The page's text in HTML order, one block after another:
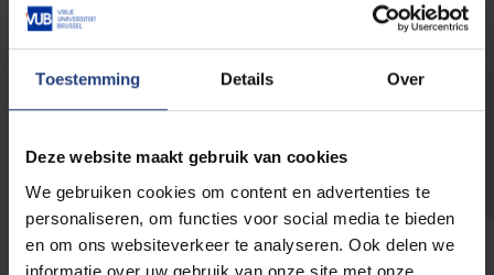
Toestemming Details Over
Deze website maakt gebruik van cookies
We gebruiken cookies om content en advertenties te
personaliseren, om functies voor social media te bieden
en om ons websiteverkeer te analyseren. Ook delen we
informatie over uw gebruik van onze site met onze
De volledige URL van de pagina waar je de fout zag.